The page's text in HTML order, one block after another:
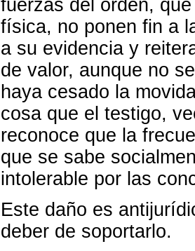
fuerzas del orden,
física, no ponen fin a
a su evidencia y
de valor, aunque no
haya cesado la
cosa que el testigo,
reconoce que la
que se sabe
intolerable por las
Este daño es
deber de soportarlo.